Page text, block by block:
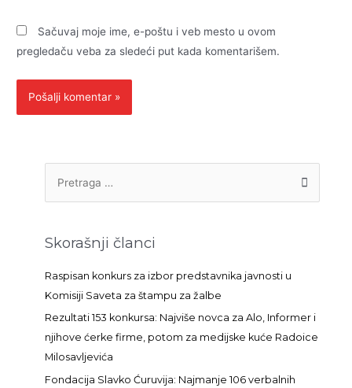
Sačuvaj moje ime, e-poštu i veb mesto u ovom
pregledaču veba za sledeći put kada komentarišem.
r
a
g
Skorašnji članci
Raspisan konkurs za izbor predstavnika javnosti u
Komisiji Saveta za štampu za žalbe
Rezultati 153 konkursa: Najviše novca za Alo, Informer i
njihove ćerke firme, potom za medijske kuće Radoice
Milosavljevića
Fondacija Slavko Ćuruvija: Najmanje 106 verbalnih